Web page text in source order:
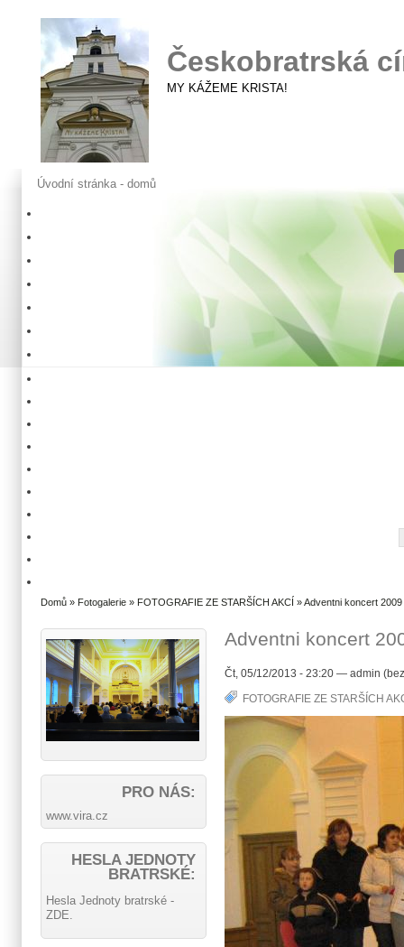
Českobratrská
MY KÁŽEME KRISTA!
Úvodní stránka - domů
Domů » Fotogalerie » FOTOGRAFIE ZE STARŠÍCH AKCÍ » Adventni koncert 2009
Adventni koncert
Čt, 05/12/2013 - 23:20 — admin
FOTOGRAFIE ZE STARŠÍCH
PRO NÁS:
www.vira.cz
HESLA JEDNOTY
BRATRSKÉ:
Hesla Jednoty bratrské -
ZDE.